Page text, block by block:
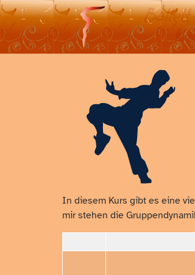
In diesem Kurs gibt es eine
mir stehen die